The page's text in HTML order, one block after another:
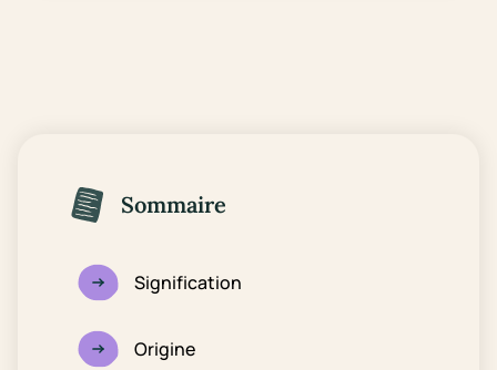
Sommaire
Signification
Origine